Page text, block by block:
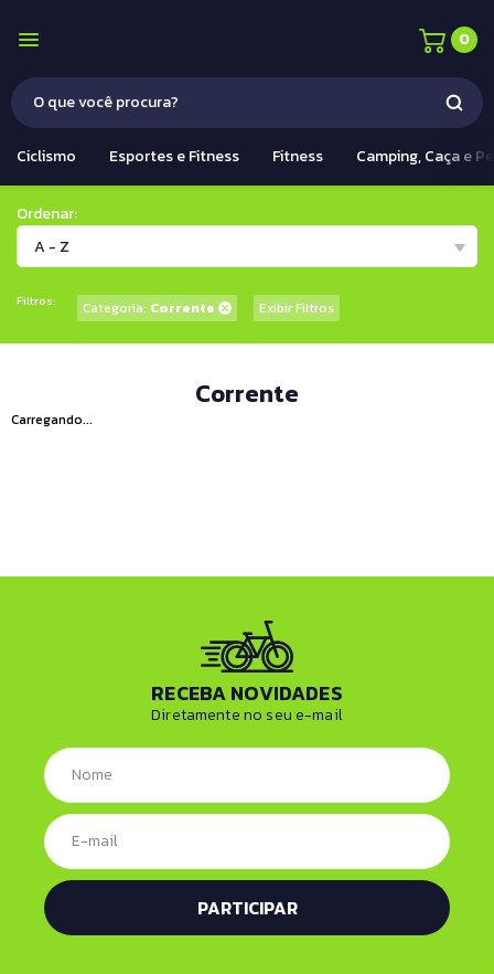
0
Ciclismo Esportes e Fitness Fitness Camping, Caça e
Ordenar:
A - Z
Filtros: Categoria: Corrente Exibir Filtros
Corrente
Carregando...
RECEBA NOVIDADES
Diretamente no seu e-mail